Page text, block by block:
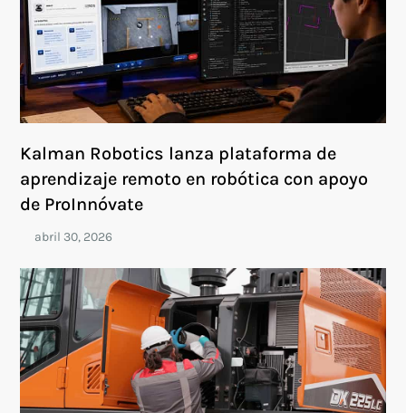
Kalman Robotics lanza plataforma de
aprendizaje remoto en robótica con apoyo
de ProInnóvate